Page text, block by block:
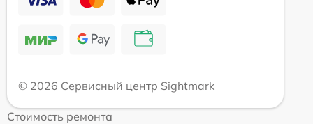
© 2026 Сервисный центр Sightmark
Стоимость ремонта